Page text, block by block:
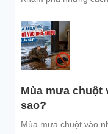
đình và đón năm mới
Mùa mưa chuột
sao?
Mùa mưa chuột vào